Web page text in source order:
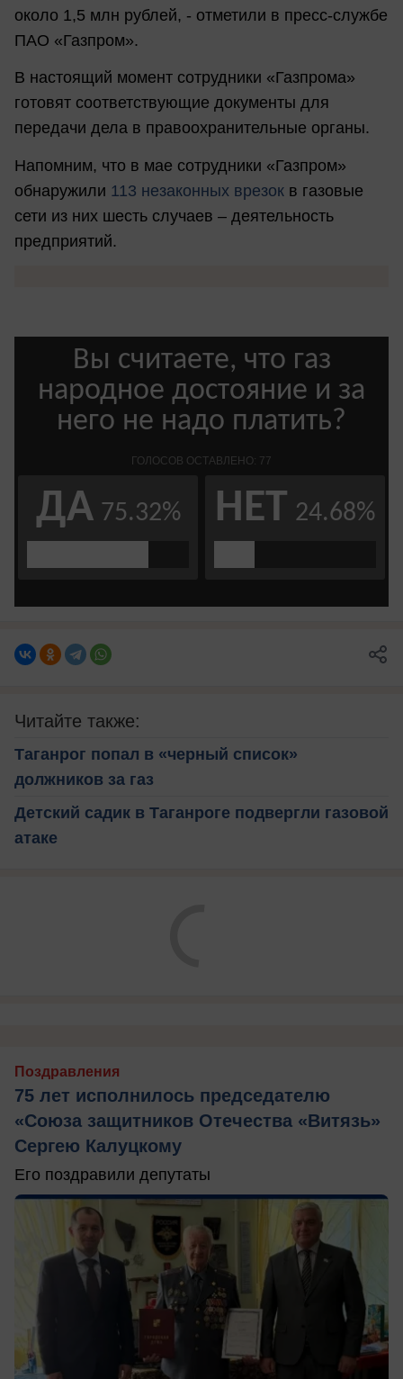
около 1,5 млн рублей, - отметили в пресс-службе
ПАО «Газпром».
В настоящий момент сотрудники «Газпрома»
готовят соответствующие документы для
передачи дела в правоохранительные органы.
Напомним, что в мае сотрудники «Газпром»
обнаружили 113 незаконных врезок в газовые
сети из них шесть случаев – деятельность
предприятий.
Читайте также:
Таганрог попал в «черный список»
должников за газ
Детский садик в Таганроге подвергли газовой
атаке
Поздравления
75 лет исполнилось председателю
«Союза защитников Отечества «Витязь»
Сергею Калуцкому
Его поздравили депутаты